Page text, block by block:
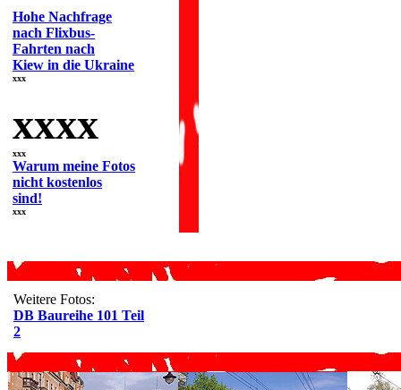
Hohe Nachfrage
nach Flixbus-
Fahrten nach
Kiew in die Ukraine
xxx
xxxx
xxx
Warum meine Fotos
nicht kostenlos
sind!
xxx
Weitere Fotos:
DB Baureihe 101 Teil
2